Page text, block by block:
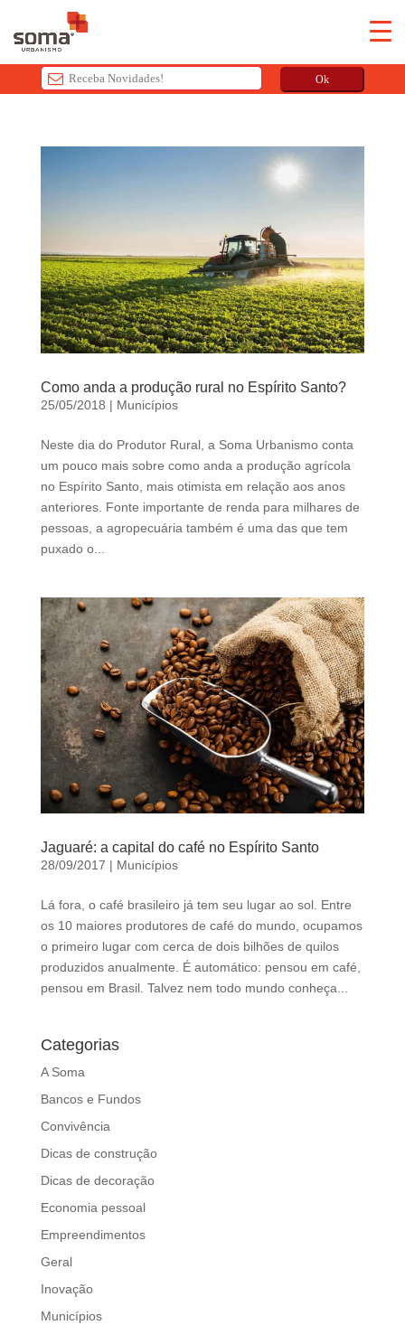
Ok
l
d
s
h
o
l
d
e
l
e
f
t
b
a
n
k
Como anda a produção rural no Espírito Santo?
25/05/2018 | Municípios
Neste dia do Produtor Rural, a Soma Urbanismo conta
um pouco mais sobre como anda a produção agrícola
no Espírito Santo, mais otimista em relação aos anos
anteriores. Fonte importante de renda para milhares de
pessoas, a agropecuária também é uma das que tem
puxado o...
Jaguaré: a capital do café no Espírito Santo
28/09/2017 | Municípios
Lá fora, o café brasileiro já tem seu lugar ao sol. Entre
os 10 maiores produtores de café do mundo, ocupamos
o primeiro lugar com cerca de dois bilhões de quilos
produzidos anualmente. É automático: pensou em café,
pensou em Brasil. Talvez nem todo mundo conheça...
Categorias
A Soma
Bancos e Fundos
Convivência
Dicas de construção
Dicas de decoração
Economia pessoal
Empreendimentos
Geral
Inovação
Municípios